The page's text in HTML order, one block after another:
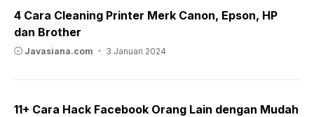
4 Cara Cleaning Printer Merk Canon, Epson, HP
dan Brother
Javasiana.com 3 Januari 2024
11+ Cara Hack Facebook Orang Lain dengan Mudah